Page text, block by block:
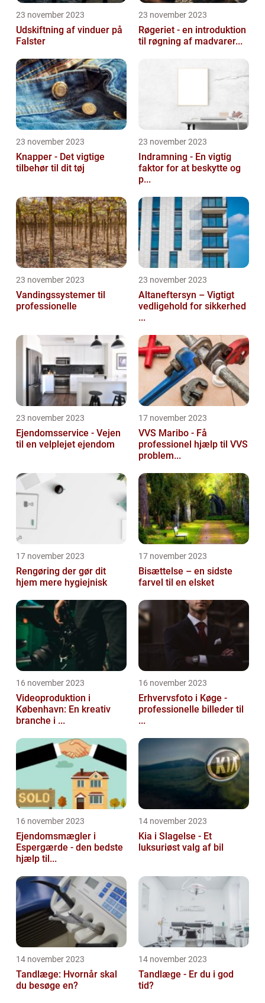
23 november 2023
Udskiftning af vinduer på
Falster
23 november 2023
Røgeriet - en introduktion
til røgning af madvarer...
23 november 2023
Knapper - Det vigtige
tilbehør til dit tøj
23 november 2023
Indramning - En vigtig
faktor for at beskytte og
p...
23 november 2023
Vandingssystemer til
professionelle
23 november 2023
Altaneftersyn – Vigtigt
vedligehold for sikkerhed
...
23 november 2023
Ejendomsservice - Vejen
til en velplejet ejendom
17 november 2023
VVS Maribo - Få
professionel hjælp til VVS
problem...
17 november 2023
Rengøring der gør dit
hjem mere hygiejnisk
17 november 2023
Bisættelse – en sidste
farvel til en elsket
16 november 2023
Videoproduktion i
København: En kreativ
branche i ...
16 november 2023
Erhvervsfoto i Køge -
professionelle billeder til
...
16 november 2023
Ejendomsmægler i
Espergærde - den bedste
hjælp til...
14 november 2023
Kia i Slagelse - Et
luksuriøst valg af bil
14 november 2023
Tandlæge: Hvornår skal
du besøge en?
14 november 2023
Tandlæge - Er du i god
tid?